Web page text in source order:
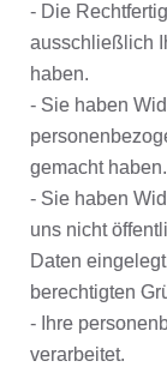
- Die
ausschließlich
haben.
- Sie haben
gemacht haben.
- Sie haben
uns nicht
Daten
berechtigten
- Ihre
verarbeitet.